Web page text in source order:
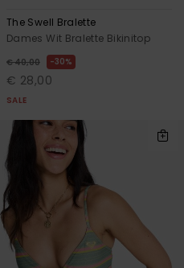
The Swell Bralette
Dames Wit Bralette Bikinitop
€ 40,00 30%
€ 28,00
SALE